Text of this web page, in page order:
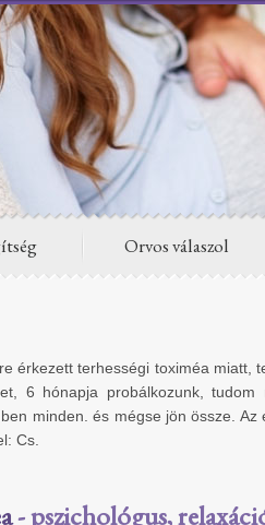
Orvos válaszol
érkezett terhességi toximéa miatt,
6 hónapja probálkozunk,
minden. és mégse jön össze.
Cs.
- pszichológus,